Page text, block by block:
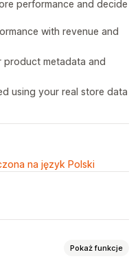
performance and decide
with revenue and
product metadata and
using your real store data
na język Polski
Pokaż funkcje